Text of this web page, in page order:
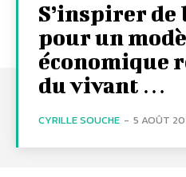
S’inspirer de
pour un
économique
du vivant …
CYRILLE SOUCHE - 5 AOÛT